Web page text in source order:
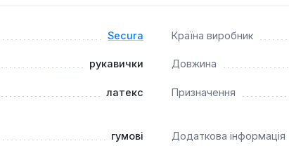
змінного струму, для 1000 В потрібен 0 клас з
проколи та тріщини, а також проводьте пневматичне
Secura Країна виробник
рукавички Довжина
латекс Призначення
гумові Додаткова інформація